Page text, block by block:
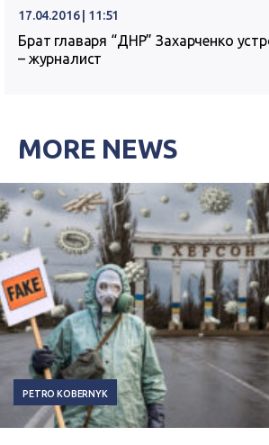
17.04.2016 | 11:51
Брат главаря “ДНР” Захарченко
– журналист
MORE NEWS
PETRO KOBERNYK